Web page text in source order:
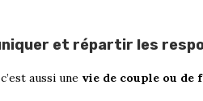
et répartir les
aussi une vie de couple ou de